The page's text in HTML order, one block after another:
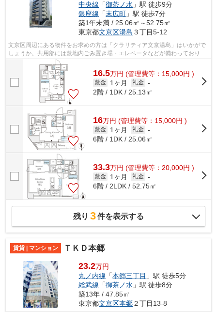
中央線 「御茶ノ水 」駅 徒歩9分
銀座線 「末広町 」駅 徒歩7分
築1年未満 / 25.06㎡～52.75㎡
東京都文京区湯島 ３丁目5-12
文京区周辺にある物件をお求めの方は「クラリティア文京湯島」はいかがで
しょうか。共用部には敷地内ごみ置き場・エレベータなどが備わっておりと
ても充実しています。周辺には、徒歩5...
16.5万円 (管理費等：15,000円 )
敷金 1ヶ月 礼金 -
2階 / 1DK / 25.13㎡
16万円 (管理費等：15,000円 )
敷金 1ヶ月 礼金 -
6階 / 1DK / 25.06㎡
33.3万円 (管理費等：20,000円 )
敷金 1ヶ月 礼金 -
6階 / 2LDK / 52.75㎡
残り 3件を表示する
賃貸 | マンション ＴＫＤ本郷
23.2万円
丸ノ内線 「本郷三丁目 」駅 徒歩5分
総武線 「御茶ノ水 」駅 徒歩8分
築13年 / 47.85㎡
東京都文京区本郷２丁目13-8